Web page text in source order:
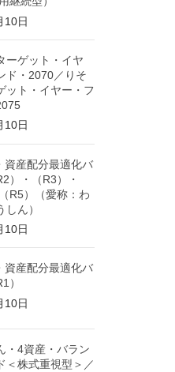
10日
ーゲット・イヤ
ド・2070／りそ
ット・イヤー・フ
10日
資産配分最適化バ
）・（R3）・
R5）（愛称：わ
ん）
10日
資産配分最適化バ
）
10日
・4資産・バラン
＜株式重視型＞／